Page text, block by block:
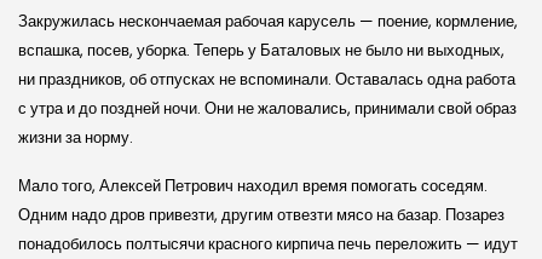
Закружилась нескончаемая рабочая карусель — поение, кормление,
вспашка, посев, уборка. Теперь у Баталовых не было ни выходных,
ни праздников, об отпусках не вспоминали. Оставалась одна работа
с утра и до поздней ночи. Они не жаловались, принимали свой образ
жизни за норму.
Мало того, Алексей Петрович находил время помогать соседям.
Одним надо дров привезти, другим отвезти мясо на базар. Позарез
понадобилось полтысячи красного кирпича печь переложить — идут